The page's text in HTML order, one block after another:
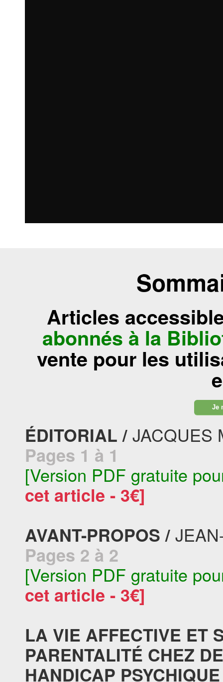
Articles
abonnés à la
vente pour les
Je
ÉDITORIAL / JACQUES
Pages 1 à 1
[Version PDF gratuite
cet article - 3€]
AVANT-PROPOS /
Pages 2 à 2
[Version PDF gratuite
cet article - 3€]
LA VIE AFFECTIVE ET
PARENTALITÉ CHEZ
HANDICAP